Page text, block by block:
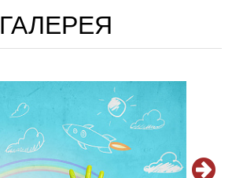
ГАЛЕРЕЯ